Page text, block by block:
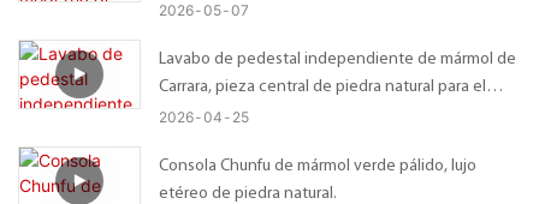
oscuros.
2026 05 07
Lavabo de pedestal independiente de mármol de
Carrara, pieza central de piedra natural para el
baño.
2026 04 25
Consola Chunfu de mármol verde pálido, lujo
etéreo de piedra natural.